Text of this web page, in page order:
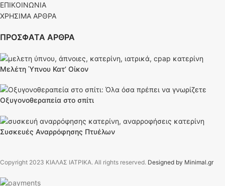
ΕΠΙΚΟΙΝΩΝΙΑ
ΧΡΗΣΙΜΑ ΑΡΘΡΑ
ΠΡΟΣΦΑΤΑ ΑΡΘΡΑ
Μελέτη Ύπνου Κατ’ Οίκον
Οξυγονοθεραπεία στο σπίτι
Συσκευές Αναρρόφησης Πτυέλων
Copyright 2023 ΚΙΑΛΑΣ ΙΑΤΡΙΚΑ. All rights reserved. Designed by Minimal.gr